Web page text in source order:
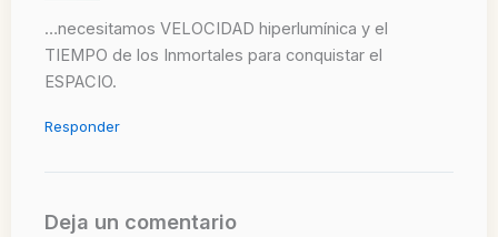
…necesitamos VELOCIDAD hiperlumínica y el
TIEMPO de los Inmortales para conquistar el
ESPACIO.
Responder
Deja un comentario